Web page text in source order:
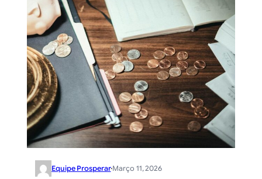
Equipe Prosperar·Março 11, 2026